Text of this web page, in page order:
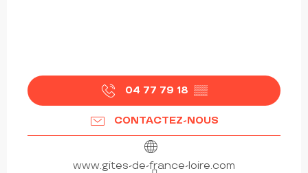
04 77 79 18 ▒▒
CONTACTEZ-NOUS
www.gites-de-france-loire.com